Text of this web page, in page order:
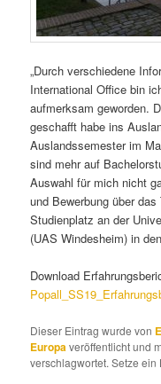
„Durch verschiedene
International Office bin
aufmerksam geworden.
geschafft habe ins
Auslandssemester im
sind mehr auf
Auswahl für mich nicht
und Bewerbung über
Studienplatz an der
(UAS Windesheim) in
Download
Dieser Eintrag wurde von
Europa veröffentlicht und
verschlagwortet. Setze